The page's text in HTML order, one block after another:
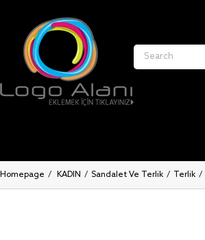
Homepage KADIN Sandalet Ve Terlik Terlik